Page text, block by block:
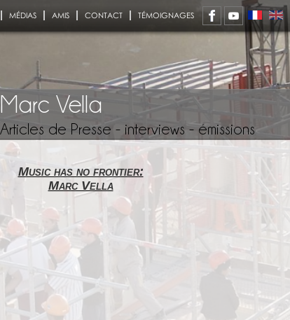
Marc Vella
Articles de Presse - interviews - émissions
Music has no frontier:
Marc Vella
MÉDIAS AMIS CONTACT TÉMOIGNAGES